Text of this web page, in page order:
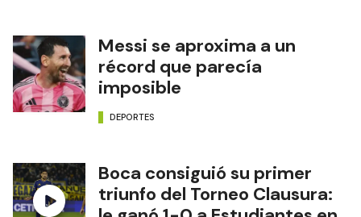
Messi se aproxima a un
récord que parecía
imposible
DEPORTES
Boca consiguió su primer
triunfo del Torneo Clausura: